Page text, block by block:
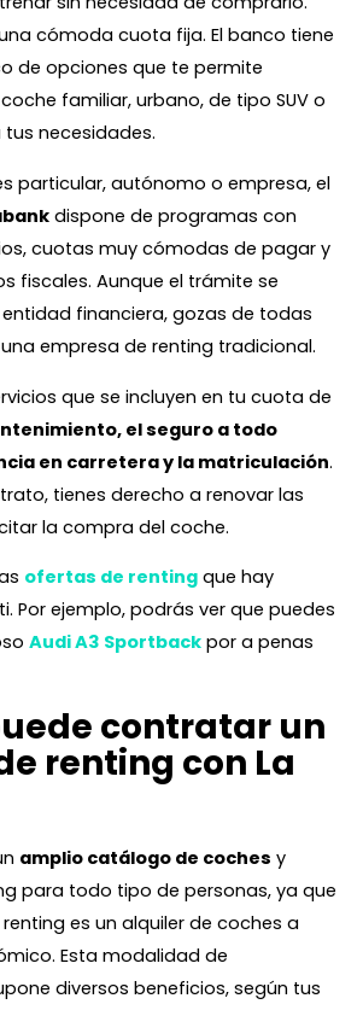
cómoda cuota fija. El banco tiene
de opciones que te permite
familiar, urbano, de tipo SUV o
necesidades.
particular, autónomo o empresa, el
dispone de programas con
cuotas muy cómodas de pagar y
fiscales. Aunque el trámite se
financiera, gozas de todas
empresa de renting tradicional.
que se incluyen en tu cuota de
el seguro a todo
en carretera y la matriculación.
tienes derecho a renovar las
la compra del coche.
ofertas de renting que hay
Por ejemplo, podrás ver que puedes
Audi A3 Sportback por a penas
contratar un
renting con La
amplio catálogo de coches y
para todo tipo de personas, ya que
es un alquiler de coches a
Esta modalidad de
diversos beneficios, según tus